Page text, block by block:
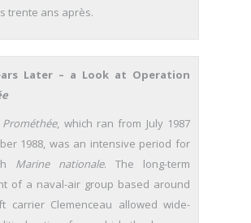
trente ans après.
Later – a Look at Operation
Prométhée, which ran from July 1987
1988, was an intensive period for
Marine nationale. The long-term
of a naval-air group based around
carrier Clemenceau allowed wide-